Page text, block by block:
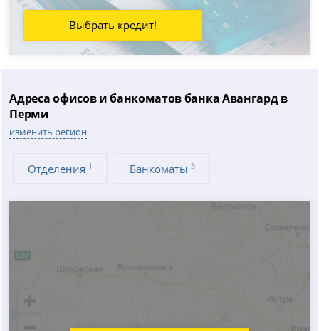
Выбрать кредит!
Адреса офисов и банкоматов банка Авангард в
Перми
изменить регион
Отделения 1 Банкоматы3